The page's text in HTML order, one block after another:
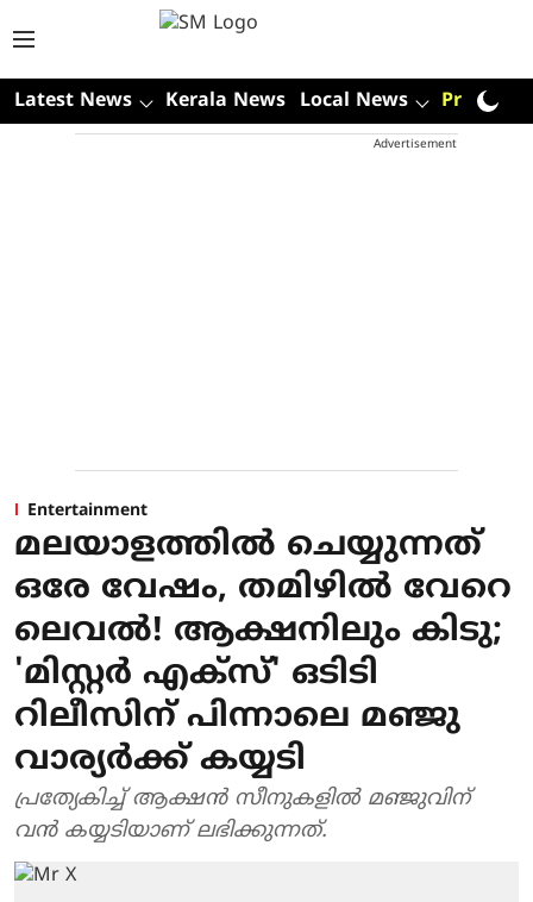
Latest News Kerala News Local News Premium
Advertisement
Entertainment
മലയാളത്തിൽ ചെയ്യുന്നത്
ഒരേ വേഷം, തമിഴിൽ വേറെ
ലെവൽ! ആക്ഷനിലും കിടു;
'മിസ്റ്റർ എക്സ്' ഒടിടി
റിലീസിന് പിന്നാലെ മഞ്ജു
വാര്യർക്ക് കയ്യടി
പ്രത്യേകിച്ച് ആക്ഷൻ സീനുകളിൽ മഞ്ജുവിന്
വൻ കയ്യടിയാണ് ലഭിക്കുന്നത്.